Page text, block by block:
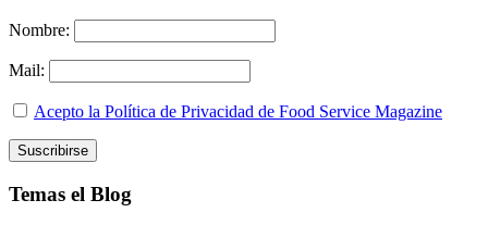
Nombre:
Mail:
Acepto la Política de Privacidad de Food Service Magazine
Temas el Blog